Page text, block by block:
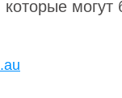
могут